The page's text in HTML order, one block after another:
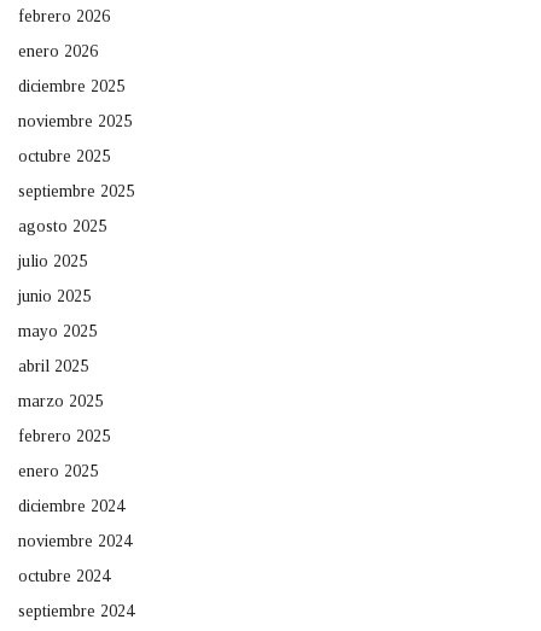
febrero 2026
enero 2026
diciembre 2025
noviembre 2025
octubre 2025
septiembre 2025
agosto 2025
julio 2025
junio 2025
mayo 2025
abril 2025
marzo 2025
febrero 2025
enero 2025
diciembre 2024
noviembre 2024
octubre 2024
septiembre 2024